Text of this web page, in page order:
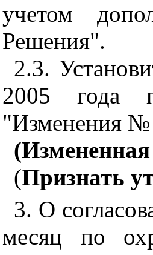
учетом
Решения".
2.3.
2005 года
"Изменения №
(Признать
3. О
месяц по